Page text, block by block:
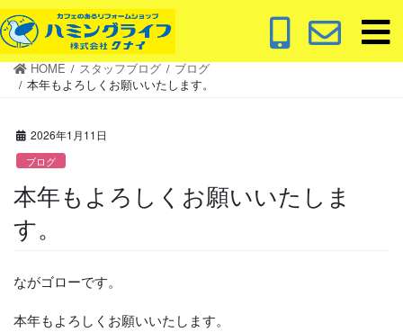
コ
ン
テ
ナ
ビ
ゲ
HOME スタッフブログ
ブログ
本年もよろしくお願いいたします。
2026年1月11日
ブログ
本年もよろしくお願いいたしま
す。
ながゴローです。
本年もよろしくお願いいたします。